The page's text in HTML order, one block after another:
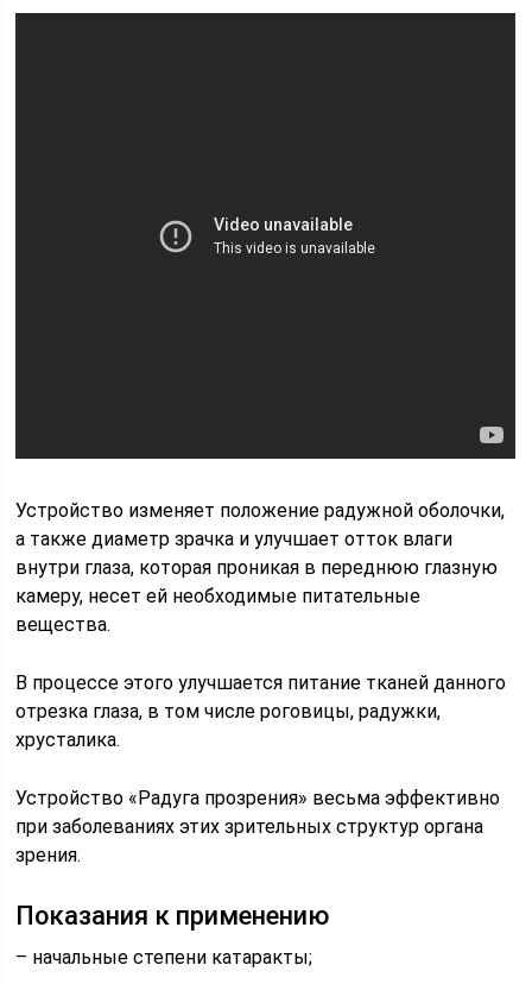
Устройство изменяет положение радужной оболочки,
а также диаметр зрачка и улучшает отток влаги
внутри глаза, которая проникая в переднюю глазную
камеру, несет ей необходимые питательные
вещества.
В процессе этого улучшается питание тканей данного
отрезка глаза, в том числе роговицы, радужки,
хрусталика.
Устройство «Радуга прозрения» весьма эффективно
при заболеваниях этих зрительных структур органа
зрения.
Показания к применению
– начальные степени катаракты;